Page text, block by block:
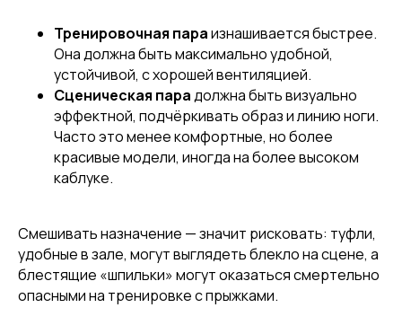
Тренировочная параизнашивается быстрее.
Она должна быть максимально удобной,
устойчивой, с хорошей вентиляцией.
Сценическая парадолжна быть визуально
эффектной, подчёркивать образ и линию ноги.
Часто это менее комфортные, но более
красивые модели, иногда на более высоком
каблуке.
Смешивать назначение — значит рисковать: туфли,
удобные в зале, могут выглядеть блекло на сцене, а
блестящие «шпильки» могут оказаться смертельно
опасными на тренировке с прыжками.
[ REFERRAL PROGRAM ]
РЕФЕРАЛЬНАЯ
ПРОГРАММА